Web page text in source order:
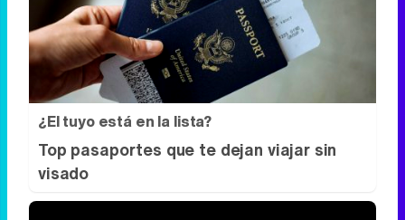
Corepunk MMORPG
Un verdadero MMORPG de la vieja escuela
¡Cómo los de antes, pero mejor!